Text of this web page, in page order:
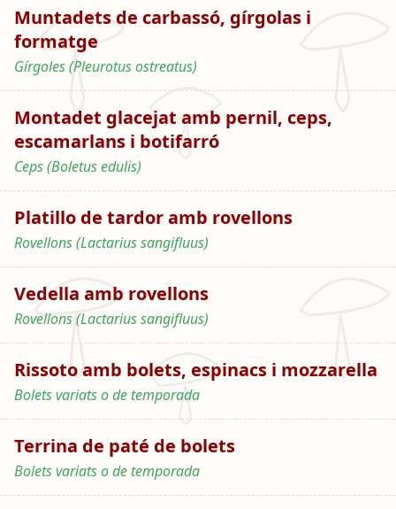
Muntadets de carbassó, gírgolas i
formatge
Gírgoles (Pleurotus ostreatus)
Montadet glacejat amb pernil, ceps,
escamarlans i botifarró
Ceps (Boletus edulis)
Platillo de tardor amb rovellons
Rovellons (Lactarius sangifluus)
Vedella amb rovellons
Rovellons (Lactarius sangifluus)
Rissoto amb bolets, espinacs i mozzarella
Bolets variats o de temporada
Terrina de paté de bolets
Bolets variats o de temporada